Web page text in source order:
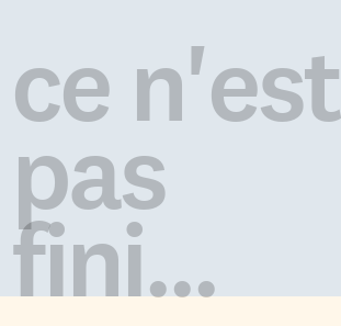
ce n'est
pas
fini...